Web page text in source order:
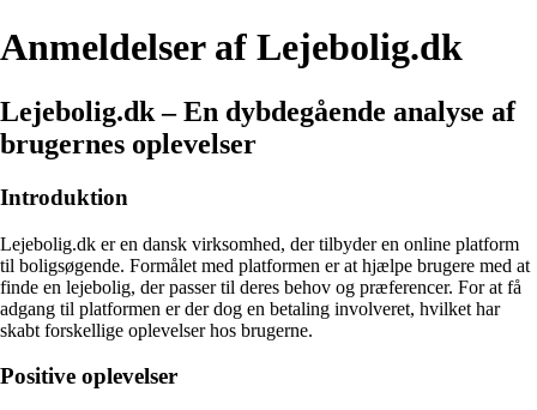
Anmeldelser af Lejebolig.dk
Lejebolig.dk – En dybdegående analyse af
brugernes oplevelser
Introduktion
Lejebolig.dk er en dansk virksomhed, der tilbyder en online platform
til boligsøgende. Formålet med platformen er at hjælpe brugere med at
finde en lejebolig, der passer til deres behov og præferencer. For at få
adgang til platformen er der dog en betaling involveret, hvilket har
skabt forskellige oplevelser hos brugerne.
Positive oplevelser